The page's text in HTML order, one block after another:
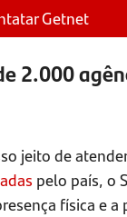
Getnet
2.000
jeito de
pelo país, o
física e